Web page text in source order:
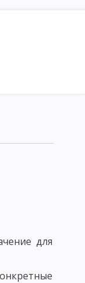
для